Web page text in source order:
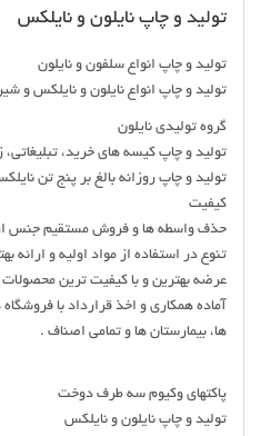
تولید و چاپ نایلون و نایلکس
تولید و چاپ انواع سلفون و نایلون
تولید و چاپ انواع نایلون و نایلکس و
گروه تولیدی نایلون
تولید و چاپ کیسه های خرید، تبلیغاتی،
تولید و چاپ روزانه بالغ بر پنج تن
کیفیت
حذف واسطه ها و فروش مستقیم جنس از
تنوع در استفاده از مواد اولیه و ارائه
عرضه بهترین و با کیفیت ترین محصولات
آماده همکاری و اخذ قرارداد با
ها، بیمارستان ها و تمامی اصناف .
پاکتهای وکیوم سه طرف دوخت
تولید و چاپ نایلون و نایلکس